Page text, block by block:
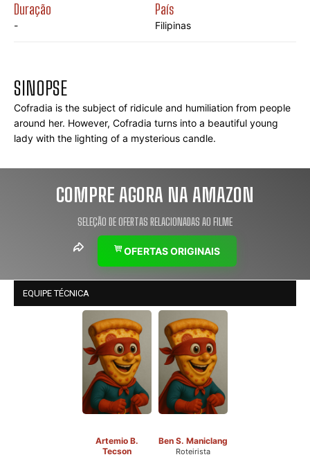
Duração
-
País
Filipinas
SINOPSE
Cofradia is the subject of ridicule and humiliation from people
around her. However, Cofradia turns into a beautiful young
lady with the lighting of a mysterious candle.
COMPRE AGORA NA AMAZON
SELEÇÃO DE OFERTAS RELACIONADAS AO FILME
OFERTAS ORIGINAIS
EQUIPE TÉCNICA
Artemio B.
Tecson
Ben S. Maniclang
Roteirista